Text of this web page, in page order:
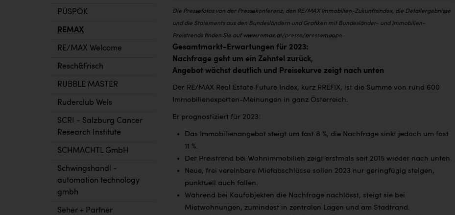
PÜSPÖK
REMAX
RE/MAX Welcome
Resch&Frisch
RUBBLE MASTER
Ruderclub Wels
SCRI - Salzburg Cancer
Research Institute
SCHMACHTL GmbH
Schwingshandl -
automation technology
gmbh
Seher + Partner
Die Pressefotos von der Pressekonferenz, den RE/MAX Immobilien-Zukunftsindex, die Detailergebnisse
und die Statements aus den Bundesländern und Grafiken mit Bundesländer- und Immobilien-
Preistrends finden Sie auf www.remax.at/presse/pressemappe
Gesamtmarkt-Erwartungen für 2023:
Nachfrage geht um ein Zehntel zurück,
Angebot wächst deutlich und Preisekurve zeigt nach unten
Der RE/MAX Real Estate Future Index, kurz RREFIX, ist die Summe von rund 600
Immobilienexperten-Meinungen in ganz Österreich.
Er prognostiziert für 2023:
Das Immobilienangebot steigt um fast 8 %, die Nachfrage sinkt jedoch um fast
11 %.
Der Preistrend bei Wohnimmobilien zeigt erstmals seit 2015 wieder nach unten.
Neue, frei vereinbare Mietabschlüsse sollen 2023 nur geringfügig steigen,
punktuell auch fallen.
Während bei Kaufobjekten die Nachfrage nachlässt, steigt sie bei
Mietwohnungen, zumindest in zentralen Lagen und am Stadtrand.